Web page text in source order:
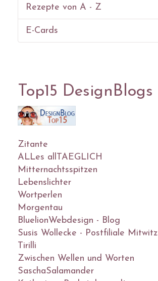
Rezepte von A - Z
E-Cards
Top15 DesignBlogs
Zitante
ALLes allTAEGLICH
Mitternachtsspitzen
Lebenslichter
Wortperlen
Morgentau
BluelionWebdesign - Blog
Susis Wollecke - Postfiliale Mitwitz
Tirilli
Zwischen Wellen und Worten
SaschaSalamander